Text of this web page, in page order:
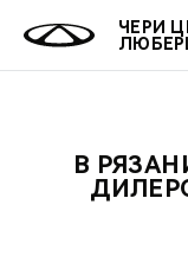
ЧЕРИ
В